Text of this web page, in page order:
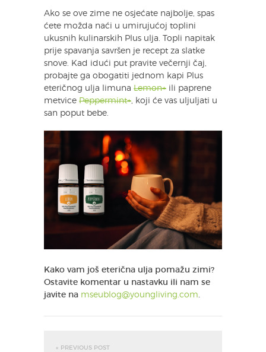
Ako se ove zime ne osjećate najbolje, spas
ćete možda naći u umirujućoj toplini
ukusnih kulinarskih Plus ulja. Topli napitak
prije spavanja savršen je recept za slatke
snove. Kad idući put pravite večernji čaj,
probajte ga obogatiti jednom kapi Plus
eteričnog ulja limuna Lemon+ ili paprene
metvice Peppermint+, koji će vas uljuljati u
san poput bebe.
Kako vam još eterična ulja pomažu zimi?
Ostavite komentar u nastavku ili nam se
javite na mseublog@youngliving.com.
« PREVIOUS POST